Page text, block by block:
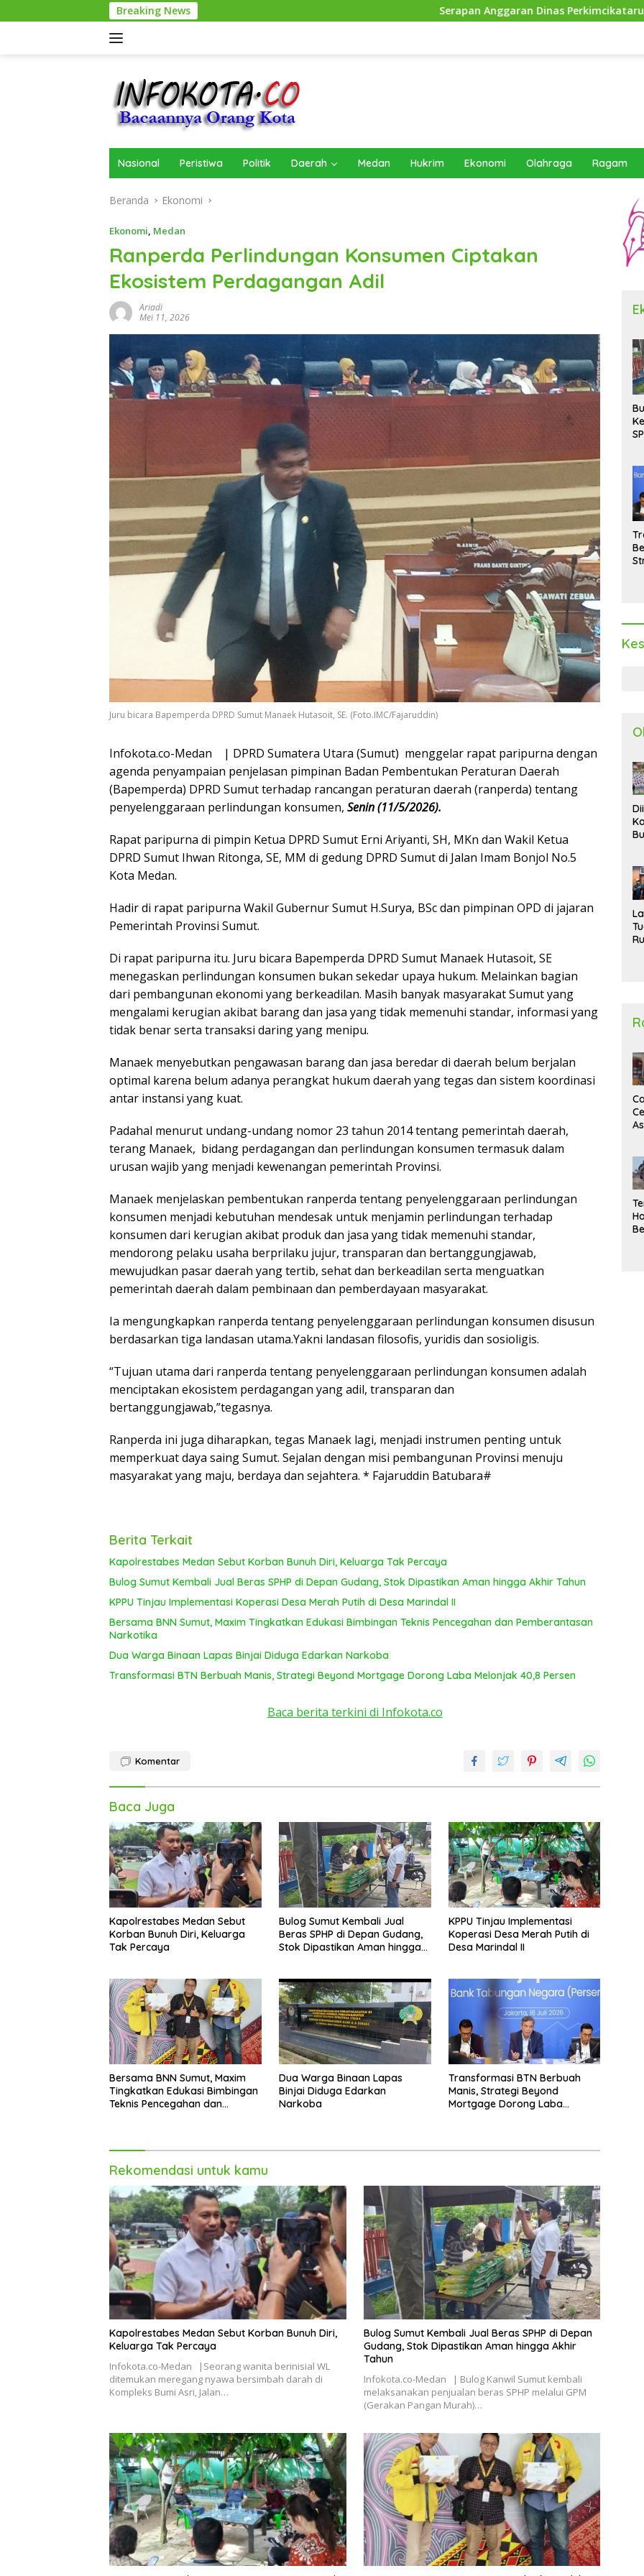
ke
Breaking News Serapan Anggaran Dinas Perkimcikataru Paling Buruk, Plh
Nasional Peristiwa Politik Daerah Medan Hukrim Ekonomi Olahraga Ragam
Beranda Ekonomi
Ekonomi, Medan
Ranperda Perlindungan Konsumen Ciptakan
Ekosistem Perdagangan Adil
Ariadi
Mei 11, 2026
Juru bicara Bapemperda DPRD Sumut Manaek Hutasoit, SE. (Foto.IMC/Fajaruddin)
Infokota.co-Medan | DPRD Sumatera Utara (Sumut) menggelar rapat paripurna dengan
agenda penyampaian penjelasan pimpinan Badan Pembentukan Peraturan Daerah
(Bapemperda) DPRD Sumut terhadap rancangan peraturan daerah (ranperda) tentang
penyelenggaraan perlindungan konsumen, Senin (11/5/2026).
Rapat paripurna di pimpin Ketua DPRD Sumut Erni Ariyanti, SH, MKn dan Wakil Ketua
DPRD Sumut Ihwan Ritonga, SE, MM di gedung DPRD Sumut di Jalan Imam Bonjol No.5
Kota Medan.
Hadir di rapat paripurna Wakil Gubernur Sumut H.Surya, BSc dan pimpinan OPD di jajaran
Pemerintah Provinsi Sumut.
Di rapat paripurna itu. Juru bicara Bapemperda DPRD Sumut Manaek Hutasoit, SE
menegaskan perlindungan konsumen bukan sekedar upaya hukum. Melainkan bagian
dari pembangunan ekonomi yang berkeadilan. Masih banyak masyarakat Sumut yang
mengalami kerugian akibat barang dan jasa yang tidak memenuhi standar, informasi yang
tidak benar serta transaksi daring yang menipu.
Manaek menyebutkan pengawasan barang dan jasa beredar di daerah belum berjalan
optimal karena belum adanya perangkat hukum daerah yang tegas dan sistem koordinasi
antar instansi yang kuat.
Padahal menurut undang-undang nomor 23 tahun 2014 tentang pemerintah daerah,
terang Manaek, bidang perdagangan dan perlindungan konsumen termasuk dalam
urusan wajib yang menjadi kewenangan pemerintah Provinsi.
Manaek menjelaskan pembentukan ranperda tentang penyelenggaraan perlindungan
konsumen menjadi kebutuhan mendesak untuk menjamin perlindungan terhadap
konsumen dari kerugian akibat produk dan jasa yang tidak memenuhi standar,
mendorong pelaku usaha berprilaku jujur, transparan dan bertanggungjawab,
mewujudkan pasar daerah yang tertib, sehat dan berkeadilan serta menguatkan
pemerintah daerah dalam pembinaan dan pemberdayaan masyarakat.
Ia mengungkapkan ranperda tentang penyelenggaraan perlindungan konsumen disusun
berdasarkan tiga landasan utama.Yakni landasan filosofis, yuridis dan sosioligis.
“Tujuan utama dari ranperda tentang penyelenggaraan perlindungan konsumen adalah
menciptakan ekosistem perdagangan yang adil, transparan dan
bertanggungjawab,”tegasnya.
Ranperda ini juga diharapkan, tegas Manaek lagi, menjadi instrumen penting untuk
memperkuat daya saing Sumut. Sejalan dengan misi pembangunan Provinsi menuju
masyarakat yang maju, berdaya dan sejahtera. * Fajaruddin Batubara#
Berita Terkait
Kapolrestabes Medan Sebut Korban Bunuh Diri, Keluarga Tak Percaya
Bulog Sumut Kembali Jual Beras SPHP di Depan Gudang, Stok Dipastikan Aman hingga Akhir Tahun
KPPU Tinjau Implementasi Koperasi Desa Merah Putih di Desa Marindal II
Bersama BNN Sumut, Maxim Tingkatkan Edukasi Bimbingan Teknis Pencegahan dan Pemberantasan
Narkotika
Dua Warga Binaan Lapas Binjai Diduga Edarkan Narkoba
Transformasi BTN Berbuah Manis, Strategi Beyond Mortgage Dorong Laba Melonjak 40,8 Persen
Baca berita terkini di Infokota.co
Komentar
Baca Juga
Kapolrestabes Medan Sebut
Korban Bunuh Diri, Keluarga
Tak Percaya
Bulog Sumut Kembali Jual
Beras SPHP di Depan Gudang,
Stok Dipastikan Aman hingga
KPPU Tinjau Implementasi
Koperasi Desa Merah Putih di
Desa Marindal II
Bersama BNN Sumut, Maxim
Tingkatkan Edukasi Bimbingan
Teknis Pencegahan dan
Dua Warga Binaan Lapas
Binjai Diduga Edarkan
Narkoba
Transformasi BTN Berbuah
Manis, Strategi Beyond
Mortgage Dorong Laba
Rekomendasi untuk kamu
Kapolrestabes Medan Sebut Korban Bunuh Diri,
Keluarga Tak Percaya
Infokota.co-Medan |Seorang wanita berinisial WL
ditemukan meregang nyawa bersimbah darah di
Kompleks Bumi Asri, Jalan…
Bulog Sumut Kembali Jual Beras SPHP di Depan
Gudang, Stok Dipastikan Aman hingga Akhir
Tahun
Infokota.co-Medan | Bulog Kanwil Sumut kembali
melaksanakan penjualan beras SPHP melalui GPM
(Gerakan Pangan Murah)…